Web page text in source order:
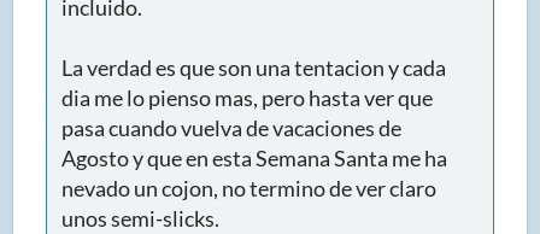
incluido.
La verdad es que son una tentacion y cada
dia me lo pienso mas, pero hasta ver que
pasa cuando vuelva de vacaciones de
Agosto y que en esta Semana Santa me ha
nevado un cojon, no termino de ver claro
unos semi-slicks.